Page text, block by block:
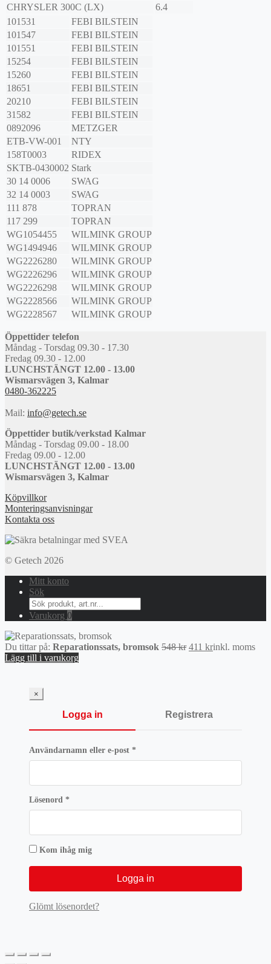
CHRYSLER 300C (LX)
6.4
101531
FEBI BILSTEIN
101547
FEBI BILSTEIN
101551
FEBI BILSTEIN
15254
FEBI BILSTEIN
15260
FEBI BILSTEIN
18651
FEBI BILSTEIN
20210
FEBI BILSTEIN
31582
FEBI BILSTEIN
0892096
METZGER
ETB-VW-001
NTY
158T0003
RIDEX
SKTB-0430002 Stark
30 14 0006
SWAG
32 14 0003
SWAG
111 878
TOPRAN
117 299
TOPRAN
WG1054455
WILMINK GROUP
WG1494946
WILMINK GROUP
WG2226280
WILMINK GROUP
WG2226296
WILMINK GROUP
WG2226298
WILMINK GROUP
WG2228566
WILMINK GROUP
WG2228567
WILMINK GROUP
Öppettider telefon
Måndag - Torsdag 09.30 - 17.30
Fredag 09.30 - 12.00
LUNCHSTÄNGT 12.00 - 13.00
Wismarsvägen 3, Kalmar
0480-362225
Mail: info@getech.se
Öppettider butik/verkstad Kalmar
Måndag - Torsdag 09.00 - 18.00
Fredag 09.00 - 12.00
LUNCHSTÄNGT 12.00 - 13.00
Wismarsvägen 3, Kalmar
Köpvillkor
Monteringsanvisningar
Kontakta oss
© Getech 2026
Mitt konto
Sök
Search
for:
Varukorg 0
Du tittar på: Reparationssats, bromsok 548kr Det
411 krDet
inkl. moms
Lägg till i varukorg
×
Logga in Registrera
Användarnamn eller e-post *Obligatoriskt
Lösenord *Obligatoriskt
Kom ihåg mig
Logga in
Glömt lösenordet?